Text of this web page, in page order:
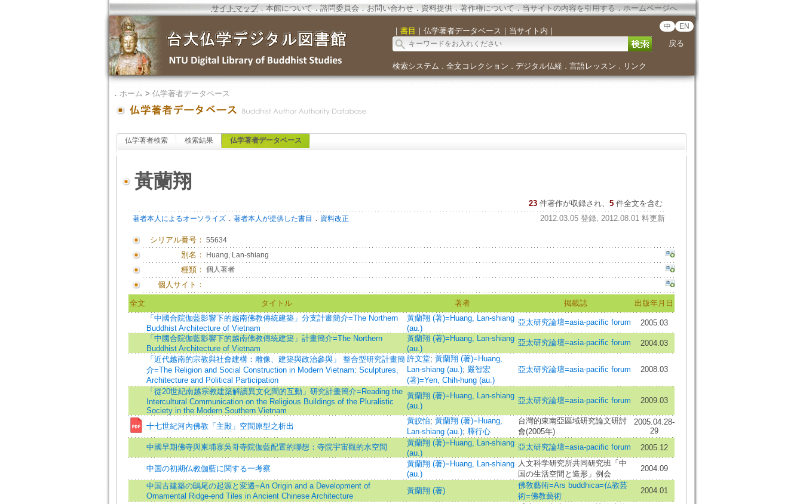
サイトマップ．本館について．諮問委員会． お問い合わせ． 資料提供．著作権について．当サイトの内容を引用する．ホームページへ
｜ 書目 ｜ 仏学著者データベース ｜ 当サイト内 ｜ 中 EN
戻る
検索システム ． 全文コレクション ． デジタル仏経． 言語レッスン ． リンク
． ホーム > 仏学著者データベース
仏学著者検索 検索結果 仏学著者データベース
黃蘭翔
23 件著作が収録され、 5件全文を含む
著者本人によるオーソライズ． 著者本人が提供した書目 ． 資料改正 2012.03.05 登録, 2012.08.01 料更新
シリアル番号： 55634
別名： Huang, Lan-shiang
種類： 個人著者
個人サイト：
全文 タイトル 著者 掲載誌
出版年月日
「中國合院伽藍影響下的越南佛教傳統建築」分支計畫簡介=The Northern
Buddhist Architecture of Vietnam
黃蘭翔 (著)=Huang, Lan-shiang
(au.)
亞太研究論壇=asia-pacific forum
2005.03
「中國合院伽藍影響下的越南佛教傳統建築」計畫簡介=The Northern
Buddhist Architecture of Vietnam
黃蘭翔 (著)=Huang, Lan-shiang
(au.)
亞太研究論壇=asia-pacific forum
2004.03
「近代越南的宗教與社會建構：雕像、建築與政治參與」 整合型研究計畫簡
介=The Religion and Social Construction in Modern Vietnam: Sculptures,
Architecture and Political Participation
許文堂; 黃蘭翔 (著)=Huang,
Lan-shiang (au.); 嚴智宏
(著)=Yen, Chih-hung (au.)
亞太研究論壇=asia-pacific forum 2008.03
「從20世紀南越宗教建築解讀異文化間的互動」研究計畫簡介=Reading the
Intercultural Communication on the Religious Buildings of the Pluralistic
Society in the Modern Southern Vietnam
黃蘭翔 (著)=Huang, Lan-shiang
(au.)
亞太研究論壇=asia-pacific forum 2009.03
十七世紀河內佛教「主殿」空間原型之析出
黃皎怡; 黃蘭翔 (著)=Huang,
Lan-shiang (au.); 釋行心
台灣的東南亞區域研究論文研討
會(2005年)
2005.04.28-
29
中國早期佛寺與柬埔寨吳哥寺院伽藍配置的聯想：寺院宇宙觀的水空間
黃蘭翔 (著)=Huang, Lan-shiang
(au.)
亞太研究論壇=asia-pacific forum 2005.12
中国の初期仏教伽藍に関する一考察
黃蘭翔 (著)=Huang, Lan-shiang
(au.)
人文科学研究所共同研究班「中
国の生活空間と造形」例会
2004.09
中国古建築の鴟尾の起源と変遷=An Origin and a Development of
Ornamental Ridge-end Tiles in Ancient Chinese Architecture
黃蘭翔 (著)
佛敎藝術=Ars buddhica=仏教芸
術=佛教藝術
2004.01